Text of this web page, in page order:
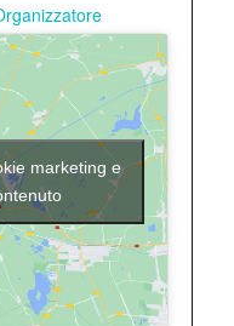
marketing e